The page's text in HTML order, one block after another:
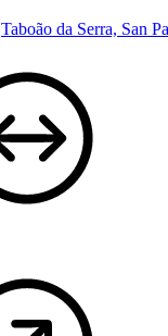
Taboão da Serra, San